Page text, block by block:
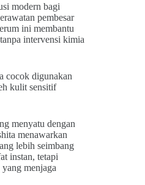
modern bagi
pembesar
ini membantu
intervensi kimia
cocok digunakan
kulit sensitif
menyatu dengan
menawarkan
lebih seimbang
instan, tetapi
menjaga